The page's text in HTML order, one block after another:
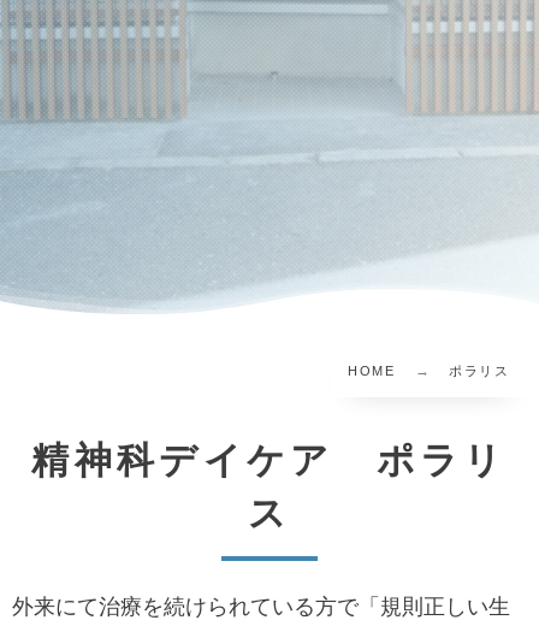
HOME ポラリス
精神科デイケア ポラリ
ス
外来にて治療を続けられている方で「規則正しい生